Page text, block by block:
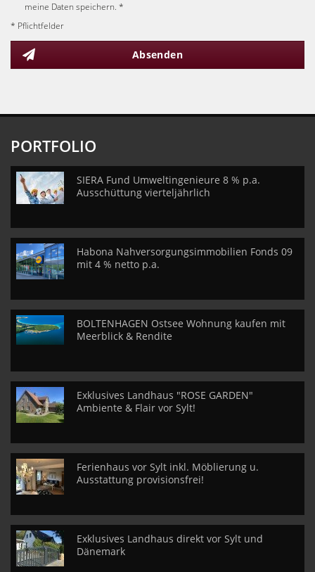
meine Daten speichern. *
* Pflichtfelder
Absenden
PORTFOLIO
SIERA Fund Umweltingenieure 8 % p.a.
Ausschüttung vierteljährlich
Habona Nahversorgungsimmobilien Fonds 09
mit 4 % netto p.a.
BOLTENHAGEN Ostsee Wohnung kaufen mit
Meerblick & Rendite
Exklusives Landhaus "ROSE GARDEN"
Ambiente & Flair vor Sylt!
Ferienhaus vor Sylt inkl. Möblierung u.
Ausstattung provisionsfrei!
Exklusives Landhaus direkt vor Sylt und
Dänemark